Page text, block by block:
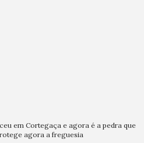
em Cortegaça e agora é a pedra que
agora a freguesia